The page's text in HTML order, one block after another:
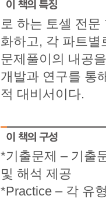
로 하는 토셀 전문
화하고, 각 파트
문제풀이의 내공
개발과 연구를 통
적 대비서이다.
*기출문제 – 기출
및 해석 제공
*Practice – 각 유